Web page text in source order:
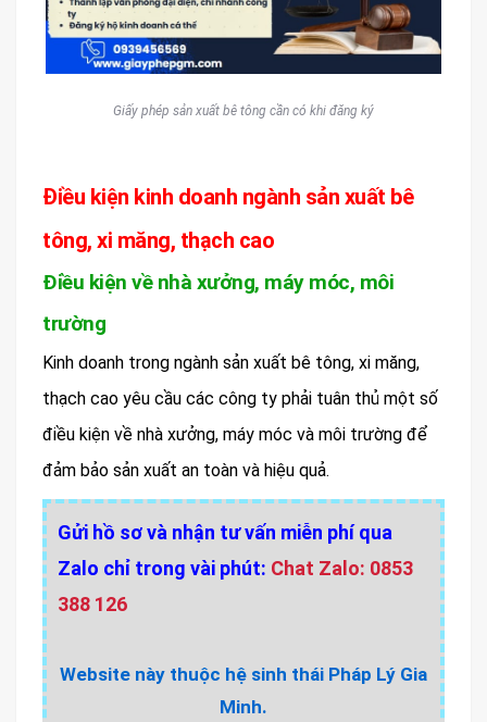
Giấy phép sản xuất bê tông cần có khi đăng ký
Điều kiện kinh doanh ngành sản xuất bê
tông, xi măng, thạch cao
Điều kiện về nhà xưởng, máy móc, môi
trường
Kinh doanh trong ngành sản xuất bê tông, xi măng,
thạch cao yêu cầu các công ty phải tuân thủ một số
điều kiện về nhà xưởng, máy móc và môi trường để
đảm bảo sản xuất an toàn và hiệu quả.
Gửi hồ sơ và nhận tư vấn miễn phí qua
Zalo chỉ trong vài phút: Chat Zalo: 0853
388 126
Website này thuộc hệ sinh thái Pháp Lý Gia
Minh.